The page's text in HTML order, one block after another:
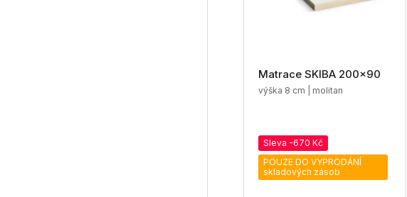
Matrace SKIBA 200x90
výška 8 cm | molitan
Sleva -670 Kč
POUZE DO VYPRODÁNÍ
skladových zásob